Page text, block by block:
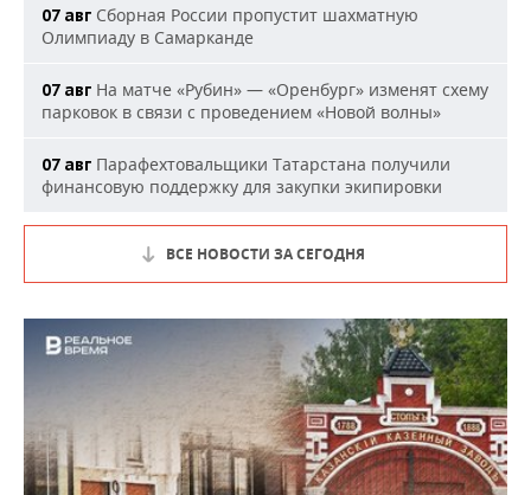
07 авг Сборная России пропустит шахматную
Олимпиаду в Самарканде
07 авг На матче «Рубин» — «Оренбург» изменят схему
парковок в связи с проведением «Новой волны»
07 авг Парафехтовальщики Татарстана получили
финансовую поддержку для закупки экипировки
ВСЕ НОВОСТИ ЗА СЕГОДНЯ